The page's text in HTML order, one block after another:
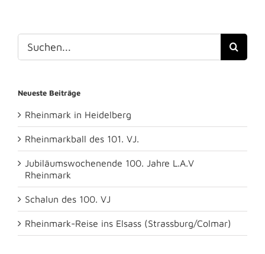
Suche
nach:
Neueste Beiträge
Rheinmark in Heidelberg
Rheinmarkball des 101. VJ.
Jubiläumswochenende 100. Jahre L.A.V
Rheinmark
Schalun des 100. VJ
Rheinmark-Reise ins Elsass (Strassburg/Colmar)